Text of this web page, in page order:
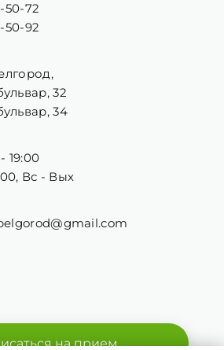
50-72
50-92
32
34
19:00
Вс - Вых
на прием